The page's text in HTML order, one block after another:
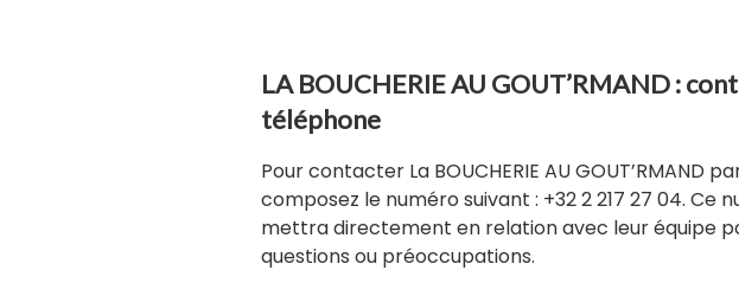
LA BOUCHERIE AU GOUT’RMAND :
téléphone
Pour contacter La BOUCHERIE AU GOUT’RMAND
composez le numéro suivant : +32 2 217 27 04. Ce
mettra directement en relation avec leur équipe
questions ou préoccupations.